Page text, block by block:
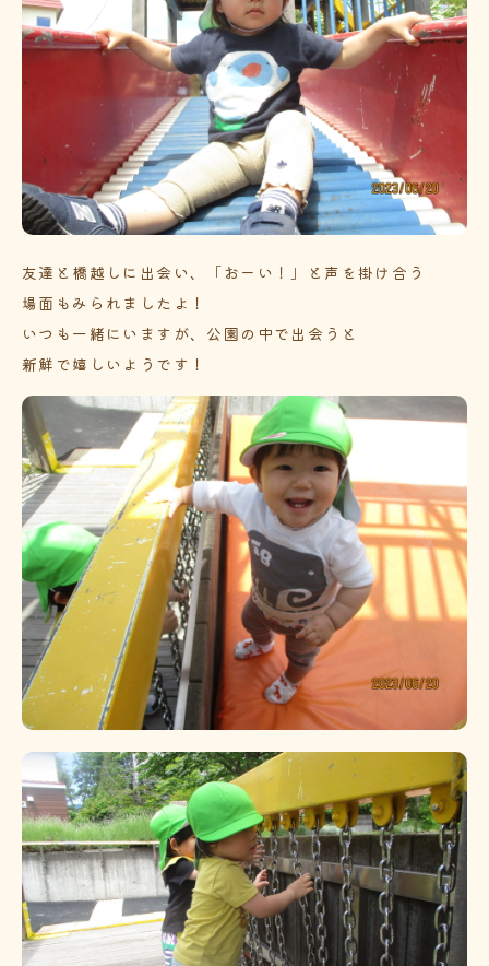
友達と橋越しに出会い、「おーい！」と声を掛け合う
場面もみられましたよ！
いつも一緒にいますが、公園の中で出会うと
新鮮で嬉しいようです！